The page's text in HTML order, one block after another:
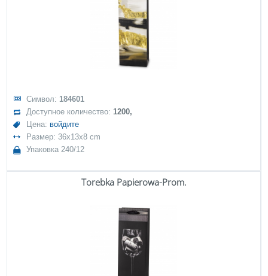
Символ: 184601
Доступное количество:1200,
Цена: войдите
Размер: 36x13x8 cm
Упаковка 240/12
Torebka Papierowa-Prom.